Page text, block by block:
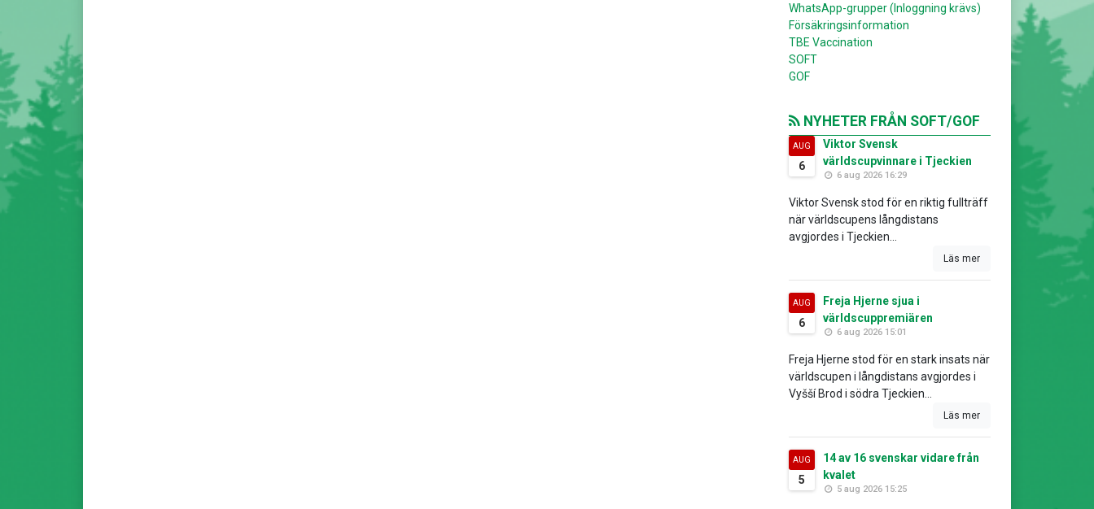
WhatsApp-grupper (Inloggning krävs)
Försäkringsinformation
TBE Vaccination
SOFT
GOF
NYHETER FRÅN SOFT/GOF
AUG
6
Viktor Svensk
världscupvinnare i Tjeckien
6 aug 2026 16:29
Viktor Svensk stod för en riktig fullträff
när världscupens långdistans
avgjordes i Tjeckien...
Läs mer
AUG
6
Freja Hjerne sjua i
världscuppremiären
6 aug 2026 15:01
Freja Hjerne stod för en stark insats när
världscupen i långdistans avgjordes i
Vyšší Brod i södra Tjeckien...
Läs mer
AUG
5
14 av 16 svenskar vidare från
kvalet
5 aug 2026 15:25